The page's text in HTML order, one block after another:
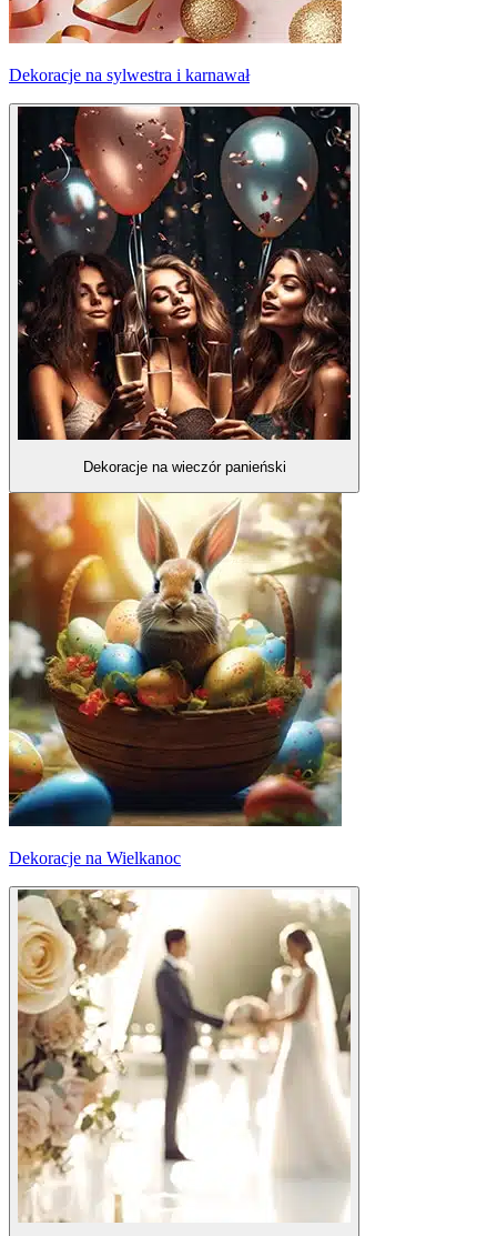
Dekoracje na sylwestra i karnawał
Dekoracje na wieczór panieński
Dekoracje na Wielkanoc